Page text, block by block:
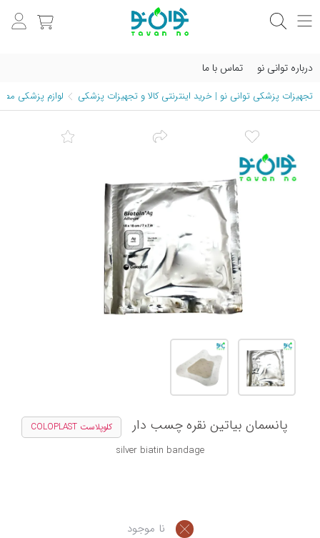
درباره توانی نو تماس با ما
تجهیزات پزشکی توانی نو | خرید اینترنتی کالا و تجهیزات پزشکی لوازم پزشکی
کلوپلاست COLOPLAST پانسمان بیاتین نقره چسب دار
silver biatin bandage
نا موجود